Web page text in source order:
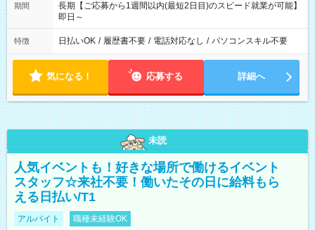
期間
長期【ご応募から1週間以内(最短2日目)のスピード就業が可能】
即日～
特徴 日払いOK / 履歴書不要 / 電話対応なし / パソコンスキル不要
気になる！ 応募する 詳細へ
未読
人気イベントも！好きな場所で働けるイベント
スタッフ☆来社不要！働いたその日に給料もら
える日払い/T1
アルバイト 職種未経験OK